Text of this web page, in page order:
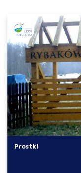
Prostki